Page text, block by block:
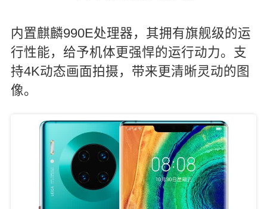
内置麒麟990E处理器，其拥有旗舰级的运
行性能，给予机体更强悍的运行动力。支
持4K动态画面拍摄，带来更清晰灵动的图
像。